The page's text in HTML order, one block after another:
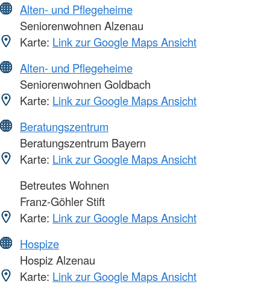
Alten- und Pflegeheime
Seniorenwohnen Alzenau
Karte: Link zur Google Maps Ansicht
Alten- und Pflegeheime
Seniorenwohnen Goldbach
Karte: Link zur Google Maps Ansicht
Beratungszentrum
Beratungszentrum Bayern
Karte: Link zur Google Maps Ansicht
Betreutes Wohnen
Franz-Göhler Stift
Karte: Link zur Google Maps Ansicht
Hospize
Hospiz Alzenau
Karte: Link zur Google Maps Ansicht